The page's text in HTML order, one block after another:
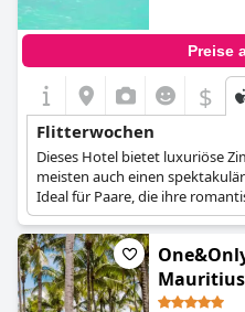
Preise
$
Flitterwochen
Dieses Hotel bietet luxuriöse
meisten auch einen
Ideal für Paare, die ihre
Paradies verbringen möchten,
Großstädte.
Mauritius